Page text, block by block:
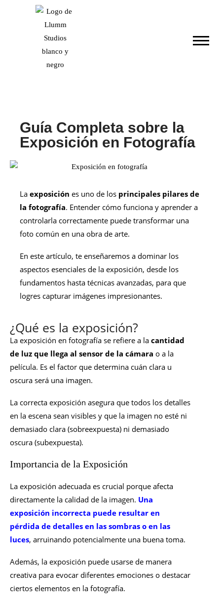
Guía Completa sobre la
Exposición en Fotografía
La exposición es uno de los principales pilares de
la fotografía. Entender cómo funciona y aprender a
controlarla correctamente puede transformar una
foto común en una obra de arte.
En este artículo, te enseñaremos a dominar los
aspectos esenciales de la exposición, desde los
fundamentos hasta técnicas avanzadas, para que
logres capturar imágenes impresionantes.
¿Qué es la exposición?
La exposición en fotografía se refiere a la cantidad
de luz que llega al sensor de la cámara o a la
película. Es el factor que determina cuán clara u
oscura será una imagen.
La correcta exposición asegura que todos los detalles
en la escena sean visibles y que la imagen no esté ni
demasiado clara (sobreexpuesta) ni demasiado
oscura (subexpuesta).
Importancia de la Exposición
La exposición adecuada es crucial porque afecta
directamente la calidad de la imagen. Una
exposición incorrecta puede resultar en
pérdida de detalles en las sombras o en las
luces, arruinando potencialmente una buena toma.
Además, la exposición puede usarse de manera
creativa para evocar diferentes emociones o destacar
ciertos elementos en la fotografía.